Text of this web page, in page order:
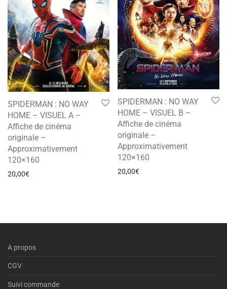
SPIDERMAN : NO WAY
HOME – VISUEL A –
Affiche de cinéma
originale –
Approximativement
120×160
20,00€
SPIDERMAN : NO WAY
HOME – VISUEL B –
Affiche de cinéma
originale –
Approximativement
120×160
20,00€
A propos
CGV
Suivi commande